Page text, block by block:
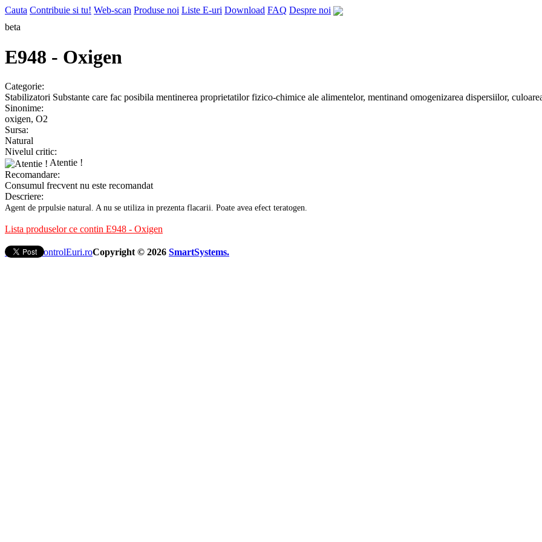
Cauta Contribuie si tu! Web-scan Produse noi Liste E-uri Download FAQ Despre noi
beta
E948 - Oxigen
Categorie:
Stabilizatori Substante care fac posibila mentinerea proprietatilor fizico-chimice ale alimentelor, mentinand omogenizarea dispersiilor,
Sinonime:
oxigen, O2
Sursa:
Natural
Nivelul critic:
Atentie !
Recomandare:
Consumul frecvent nu este recomandat
Descriere:
Agent de prpulsie natural. A nu se utiliza in prezenta flacarii. Poate avea efect teratogen.
Lista produselor ce contin E948 - Oxigen
Contact ControlEuri.roCopyright © 2026 SmartSystems.